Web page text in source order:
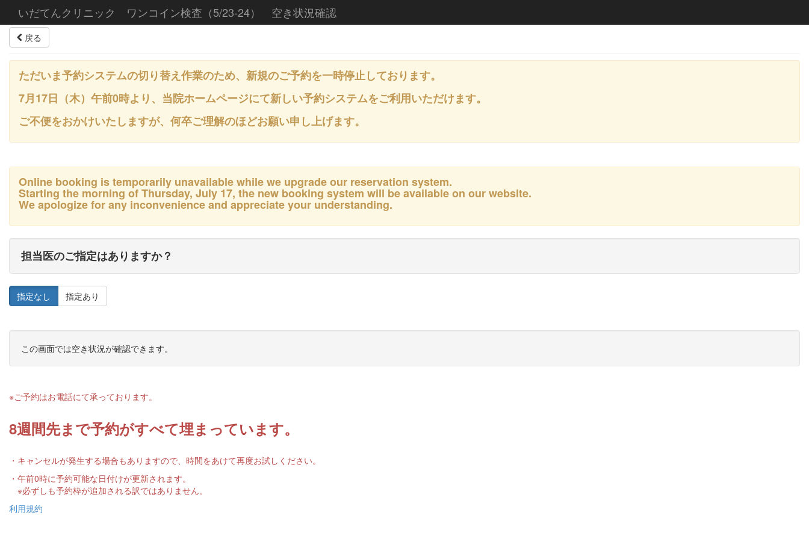
いだてんクリニック ワンコイン検査（5/23-24） 空き状況確認
戻る
ただいま予約システムの切り替え作業のため、新規のご予約を一時停止しております。
7月17日（木）午前0時より、当院ホームページにて新しい予約システムをご利用いただけます。
ご不便をおかけいたしますが、何卒ご理解のほどお願い申し上げます。
Online booking is temporarily unavailable while we upgrade our reservation system.
Starting the morning of Thursday, July 17, the new booking system will be available on our website.
We apologize for any inconvenience and appreciate your understanding.
担当医のご指定はありますか？
指定なし 指定あり
この画面では空き状況が確認できます。
※ご予約はお電話にて承っております。
8週間先まで予約がすべて埋まっています。
・キャンセルが発生する場合もありますので、時間をあけて再度お試しください。
・午前0時に予約可能な日付けが更新されます。
※必ずしも予約枠が追加される訳ではありません。
利用規約